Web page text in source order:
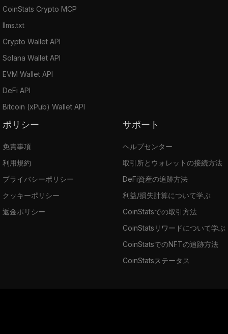
CoinStats Crypto MCP
llms.txt
Crypto Wallet API
Solana Wallet API
EVM Wallet API
DeFi API
Bitcoin (xPub) Wallet API
ポリシー
免責事項
利用規約
プライバシーポリシー
クッキーポリシー
返金ポリシー
サポート
ヘルプセンター
取引所とウォレットの接続方法
DeFi資産の追跡方法
利益/損失計算について学ぶ
CoinStatsでの取引方法
CoinStatsリワードについて学ぶ
CoinStatsでのNFTの追跡方法
CoinStatsステータス